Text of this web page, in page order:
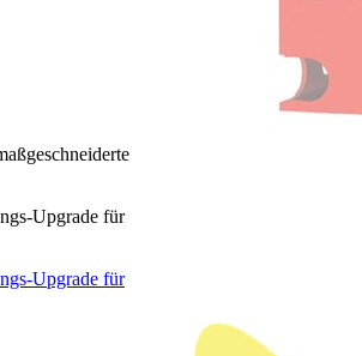
Upgrade für
Upgrade für